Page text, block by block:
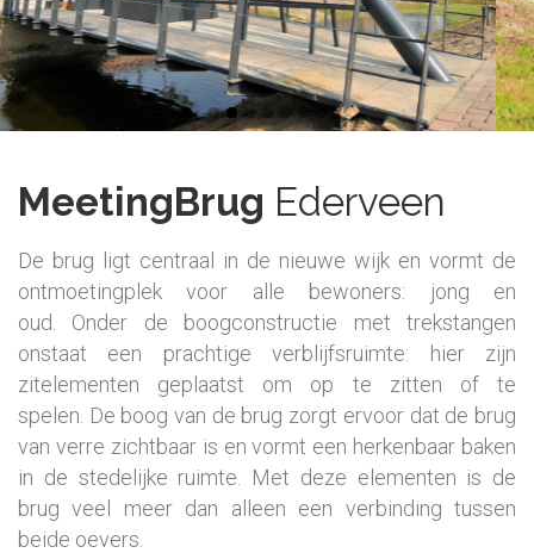
MeetingBrug Ederveen
De brug ligt centraal in de nieuwe wijk en vormt de
ontmoetingplek voor alle bewoners: jong en
oud. Onder de boogconstructie met trekstangen
onstaat een prachtige verblijfsruimte: hier zijn
zitelementen geplaatst om op te zitten of te
spelen. De boog van de brug zorgt ervoor dat de brug
van verre zichtbaar is en vormt een herkenbaar baken
in de stedelijke ruimte. Met deze elementen is de
brug veel meer dan alleen een verbinding tussen
beide oevers.